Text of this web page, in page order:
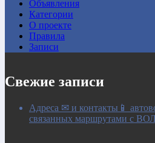
Объявления
Категории
О проекте
Правила
Записи
Свежие записи
Адреса ✉ и контакты📱
связанных маршрутами с